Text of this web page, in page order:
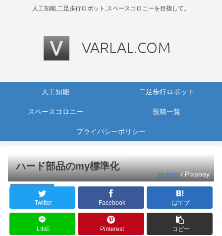
人工知能,二足歩行ロボット,スペースコロニーを目指して。
人工知能 二足歩行ロボット
スペースコロニー 投稿一覧
プライバシーポリシー
ハード部品のmy標準化
二足歩行ロボット
stokpic/ Pixabay
Twitter Facebook はてブ
LINE Pinterest コピー